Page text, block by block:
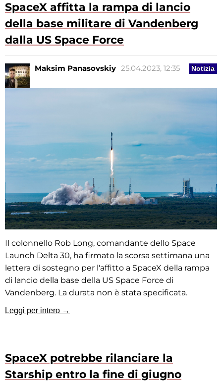
SpaceX affitta la rampa di lancio
della base militare di Vandenberg
dalla US Space Force
Notizia
Maksim Panasovskiy 25.04.2023, 12:35
Il colonnello Rob Long, comandante dello Space
Launch Delta 30, ha firmato la scorsa settimana una
lettera di sostegno per l'affitto a SpaceX della rampa
di lancio della base della US Space Force di
Vandenberg. La durata non è stata specificata.
Leggi per intero →
SpaceX potrebbe rilanciare la
Starship entro la fine di giugno